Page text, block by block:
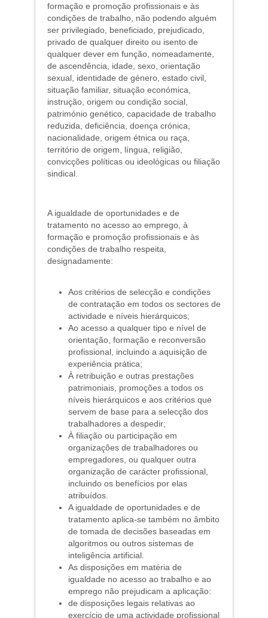
formação e promoção profissionais e às
condições de trabalho, não podendo alguém
ser privilegiado, beneficiado, prejudicado,
privado de qualquer direito ou isento de
qualquer dever em função, nomeadamente,
de ascendência, idade, sexo, orientação
sexual, identidade de género, estado civil,
situação familiar, situação económica,
instrução, origem ou condição social,
património genético, capacidade de trabalho
reduzida, deficiência, doença crónica,
nacionalidade, origem étnica ou raça,
território de origem, língua, religião,
convicções políticas ou ideológicas ou filiação
sindical.
A igualdade de oportunidades e de
tratamento no acesso ao emprego, à
formação e promoção profissionais e às
condições de trabalho respeita,
designadamente:
Aos critérios de selecção e condições
de contratação em todos os sectores de
actividade e níveis hierárquicos;
Ao acesso a qualquer tipo e nível de
orientação, formação e reconversão
profissional, incluindo a aquisição de
experiência prática;
À retribuição e outras prestações
patrimoniais, promoções a todos os
níveis hierárquicos e aos critérios que
servem de base para a selecção dos
trabalhadores a despedir;
À filiação ou participação em
organizações de trabalhadores ou
empregadores, ou qualquer outra
organização de carácter profissional,
incluindo os benefícios por elas
atribuídos.
A igualdade de oportunidades e de
tratamento aplica-se também no âmbito
de tomada de decisões baseadas em
algoritmos ou outros sistemas de
inteligência artificial.
As disposições em matéria de
igualdade no acesso ao trabalho e ao
emprego não prejudicam a aplicação:
de disposições legais relativas ao
exercício de uma actividade profissional